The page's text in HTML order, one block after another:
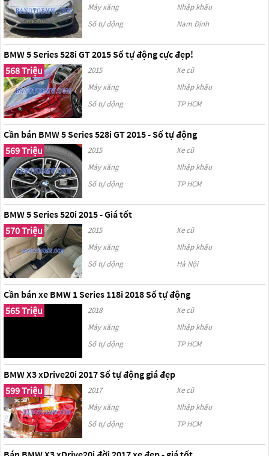
Máy xăng
Nhập khẩu
Số tự động
Nam Định
BMW 5 Series 528i GT 2015 Số tự động cực đẹp!
568 Triệu
2015
Xe cũ
Máy xăng
Nhập khẩu
Số tự động
TP HCM
Cần bán BMW 5 Series 528i GT 2015 - Số tự động
569 Triệu
2015
Xe cũ
Máy xăng
Nhập khẩu
Số tự động
TP HCM
BMW 5 Series 520i 2015 - Giá tốt
570 Triệu
2015
Xe cũ
Máy xăng
Nhập khẩu
Số tự động
Hà Nội
Cần bán xe BMW 1 Series 118i 2018 Số tự động
565 Triệu
2018
Xe cũ
Máy xăng
Nhập khẩu
Số tự động
TP HCM
BMW X3 xDrive20i 2017 Số tự động giá đẹp
599 Triệu
2017
Xe cũ
Máy xăng
Nhập khẩu
Số tự động
TP HCM